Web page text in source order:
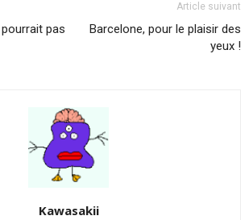
pas
Article suivant
Barcelone, pour le plaisir des
yeux !
Kawasakii